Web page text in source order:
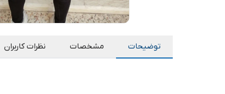
توضیحات مشخصات نظرات کاربران